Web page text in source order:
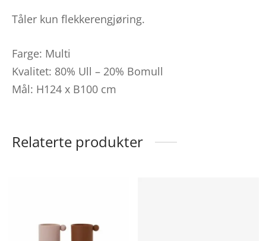
Tåler kun flekkerengjøring.
Farge: Multi
Kvalitet: 80% Ull – 20% Bomull
Mål: H124 x B100 cm
Relaterte produkter